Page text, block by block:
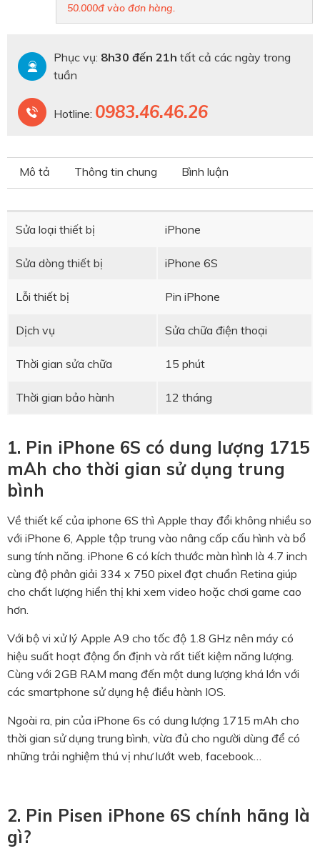
50.000đ vào đơn hàng.
Phục vụ: 8h30 đến 21h tất cả các ngày trong
tuần
Hotline: 0983.46.46.26
Mô tả Thông tin chung Bình luận
Sửa loại thiết bị iPhone
Sửa dòng thiết bị iPhone 6S
Lỗi thiết bị Pin iPhone
Dịch vụ Sửa chữa điện thoại
Thời gian sửa chữa 15 phút
Thời gian bảo hành 12 tháng
1. Pin iPhone 6S có dung lượng 1715
mAh cho thời gian sử dụng trung
bình
Về thiết kế của iphone 6S thì Apple thay đổi không nhiều so
với iPhone 6, Apple tập trung vào nâng cấp cấu hình và bổ
sung tính năng. iPhone 6 có kích thước màn hình là 4.7 inch
cùng độ phân giải 334 x 750 pixel đạt chuẩn Retina giúp
cho chất lượng hiển thị khi xem video hoặc chơi game cao
hơn.
Với bộ vi xử lý Apple A9 cho tốc độ 1.8 GHz nên máy có
hiệu suất hoạt động ổn định và rất tiết kiệm năng lượng.
Cùng với 2GB RAM mang đến một dung lượng khá lớn với
các smartphone sử dụng hệ điều hành IOS.
Ngoài ra, pin của iPhone 6s có dung lượng 1715 mAh cho
thời gian sử dụng trung bình, vừa đủ cho người dùng để có
những trải nghiệm thú vị như lướt web, facebook…
2. Pin Pisen iPhone 6S chính hãng là
gì?